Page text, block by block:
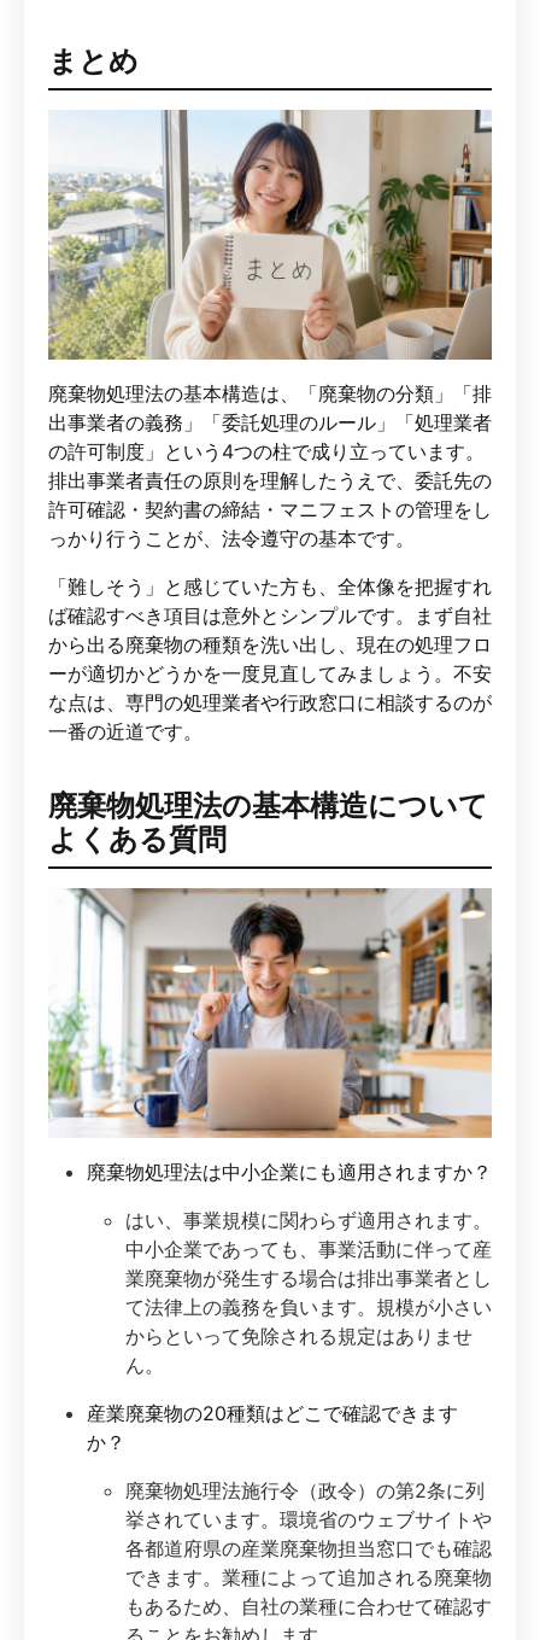
まとめ
廃棄物処理法の基本構造は、「廃棄物の分類」「排
出事業者の義務」「委託処理のルール」「処理業者
の許可制度」という4つの柱で成り立っています。
排出事業者責任の原則を理解したうえで、委託先の
許可確認・契約書の締結・マニフェストの管理をし
っかり行うことが、法令遵守の基本です。
「難しそう」と感じていた方も、全体像を把握すれ
ば確認すべき項目は意外とシンプルです。まず自社
から出る廃棄物の種類を洗い出し、現在の処理フロ
ーが適切かどうかを一度見直してみましょう。不安
な点は、専門の処理業者や行政窓口に相談するのが
一番の近道です。
廃棄物処理法の基本構造について
よくある質問
廃棄物処理法は中小企業にも適用されますか？
はい、事業規模に関わらず適用されます。
中小企業であっても、事業活動に伴って産
業廃棄物が発生する場合は排出事業者とし
て法律上の義務を負います。規模が小さい
からといって免除される規定はありませ
ん。
産業廃棄物の20種類はどこで確認できます
か？
廃棄物処理法施行令（政令）の第2条に列
挙されています。環境省のウェブサイトや
各都道府県の産業廃棄物担当窓口でも確認
できます。業種によって追加される廃棄物
もあるため、自社の業種に合わせて確認す
ることをお勧めします。